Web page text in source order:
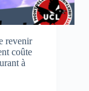
revenir
coûte
à